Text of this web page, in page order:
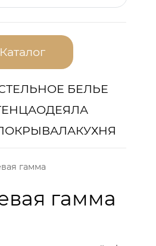
Каталог
БЕЛЬЕ
ОДЕЯЛА
КУХНЯ
гамма
гамма